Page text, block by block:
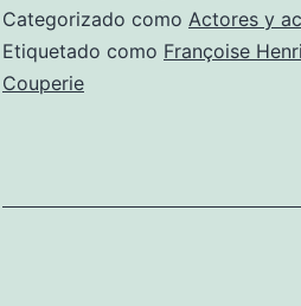
Categorizado como Actores y
Etiquetado como Françoise
Couperie